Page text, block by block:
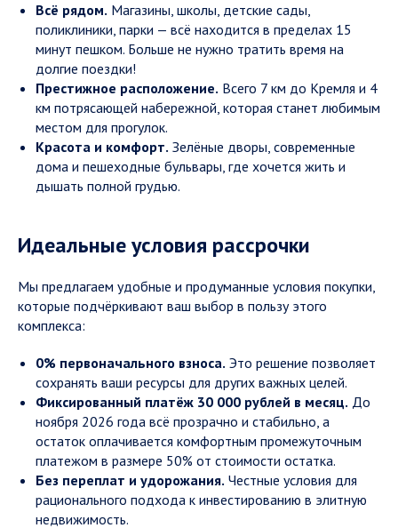
Всё рядом. Магазины, школы, детские сады,
поликлиники, парки — всё находится в пределах 15
минут пешком. Больше не нужно тратить время на
долгие поездки!
Престижное расположение. Всего 7 км до Кремля и 4
км потрясающей набережной, которая станет любимым
местом для прогулок.
Красота и комфорт. Зелёные дворы, современные
дома и пешеходные бульвары, где хочется жить и
дышать полной грудью.
Идеальные условия рассрочки
Мы предлагаем удобные и продуманные условия покупки,
которые подчёркивают ваш выбор в пользу этого
комплекса:
0% первоначального взноса. Это решение позволяет
сохранять ваши ресурсы для других важных целей.
Фиксированный платёж 30 000 рублей в месяц. До
ноября 2026 года всё прозрачно и стабильно, а
остаток оплачивается комфортным промежуточным
платежом в размере 50% от стоимости остатка.
Без переплат и удорожания. Честные условия для
рационального подхода к инвестированию в элитную
недвижимость.